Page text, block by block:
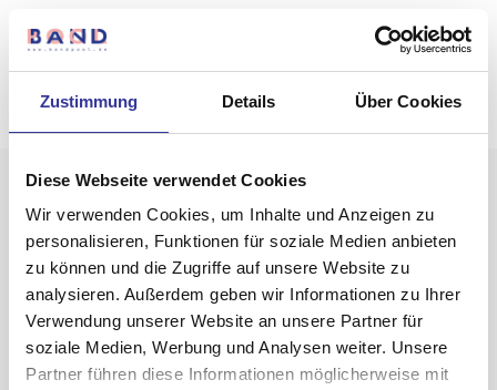
Zustimmung Details Über Cookies
Diese Webseite verwendet Cookies
Wir verwenden Cookies, um Inhalte und Anzeigen zu
personalisieren, Funktionen für soziale Medien anbieten
zu können und die Zugriffe auf unsere Website zu
analysieren. Außerdem geben wir Informationen zu Ihrer
Verwendung unserer Website an unsere Partner für
soziale Medien, Werbung und Analysen weiter. Unsere
Partner führen diese Informationen möglicherweise mit
Final Kings